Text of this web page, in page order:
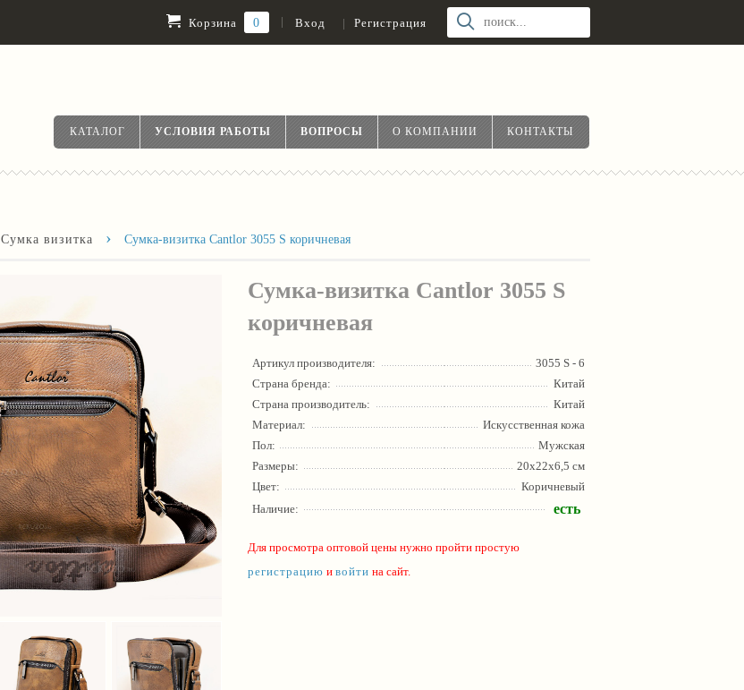
Корзина 0 | Вход | Регистрация
КАТАЛОГ УСЛОВИЯ РАБОТЫ ВОПРОСЫ О КОМПАНИИ КОНТАКТЫ
Сумка визитка › Сумка-визитка Cantlor 3055 S коричневая
Сумка-визитка Cantlor 3055 S
коричневая
Артикул производителя:
3055 S - 6
Страна бренда:
Китай
Страна производитель:
Китай
Материал:
Искусственная кожа
Пол:
Мужская
Размеры:
20х22x6,5 см
Цвет:
Коричневый
Наличие:
есть
Для просмотра оптовой цены нужно пройти простую
регистрацию и войти на сайт.